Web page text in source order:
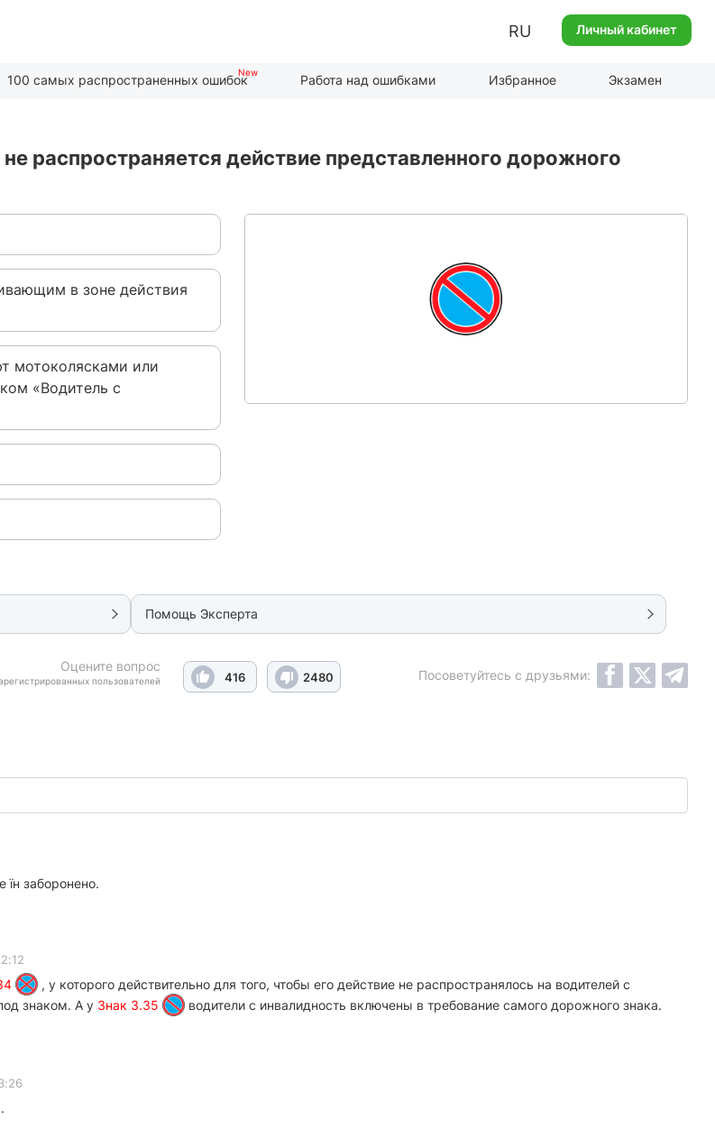
RU Личный кабинет
100 самых распространенных ошибок Работа над ошибками Избранное Экзамен
распространяется действие представленного дорожного
в зоне действия
мотоколясками или
«Водитель с
Помощь Эксперта
Оцените вопрос
пользователей 416 2480 Посоветуйтесь с друзьями:
їн заборонено.
, у которого действительно для того, чтобы его действие не распространялось на водителей с
знаком. А у Знак 3.35 водители с инвалидность включены в требование самого дорожного знака.